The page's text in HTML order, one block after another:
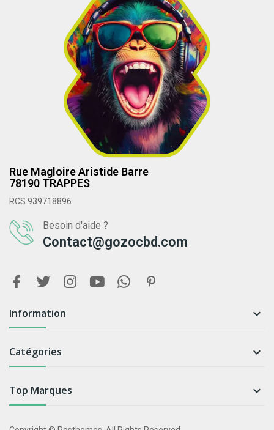
Rue Magloire Aristide Barre
78190 TRAPPES
RCS 939718896
Besoin d'aide ?
Contact@gozocbd.com
Information 
Catégories 
Top Marques 